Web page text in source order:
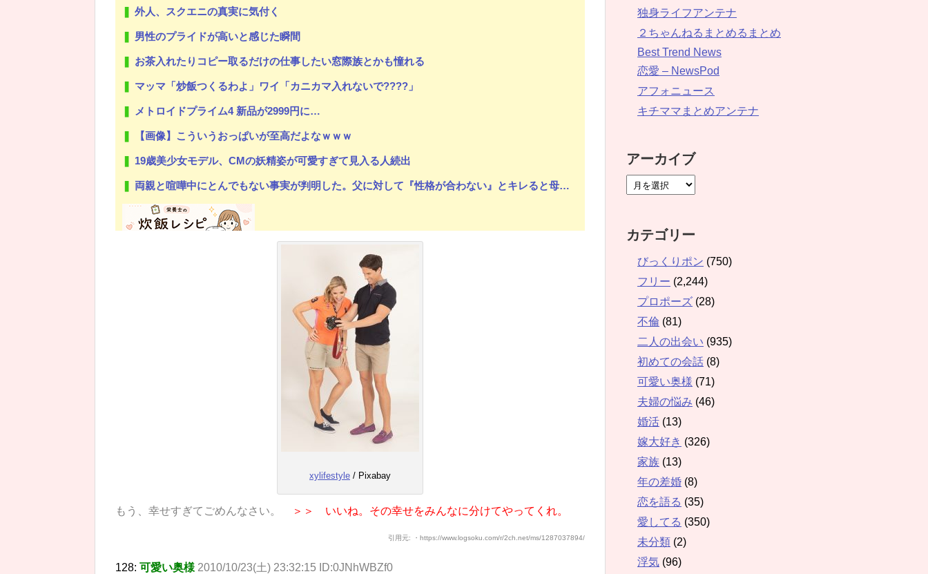
外人、スクエニの真実に気付く
男性のプライドが高いと感じた瞬間
お茶入れたりコピー取るだけの仕事したい窓際族とかも憧れる
マッマ「炒飯つくるわよ」ワイ「カニカマ入れないで????」
メトロイドプライム4 新品が2999円に…
【画像】こういうおっぱいが至高だよなｗｗｗ
19歳美少女モデル、CMの妖精姿が可愛すぎて見入る人続出
両親と喧嘩中にとんでもない事実が判明した。父に対して『性格が合わない』とキレると母が「こう言い出した」
xylifestyle / Pixabay
もう、幸せすぎてごめんなさい。 ＞＞ いいね。その幸せをみんなに分けてやってくれ。
引用元: ・https://www.logsoku.com/r/2ch.net/ms/1287037894/
128: 可愛い奥様 2010/10/23(土) 23:32:15 ID:0JNhWBZf0
独身ライフアンテナ
２ちゃんねるまとめるまとめ
Best Trend News
恋愛 – NewsPod
アフォニュース
キチママまとめアンテナ
アーカイブ
カテゴリー
びっくりポン (750)
フリー (2,244)
プロポーズ (28)
不倫 (81)
二人の出会い (935)
初めての会話 (8)
可愛い奥様 (71)
夫婦の悩み (46)
婚活 (13)
嫁大好き (326)
家族 (13)
年の差婚 (8)
恋を語る (35)
愛してる (350)
未分類 (2)
浮気 (96)